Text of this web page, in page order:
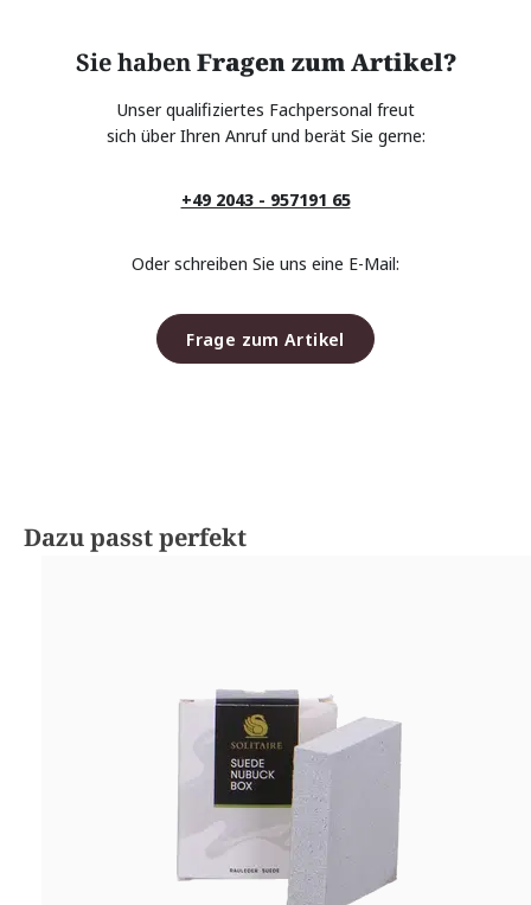
Sie habenFragen zum Artikel?
Unser qualifiziertes Fachpersonal freut
sich über Ihren Anruf und berät Sie gerne:
+49 2043 - 957191 65
Oder schreiben Sie uns eine E-Mail:
Frage zum Artikel
Produktgalerie überspringen
Dazu passt perfekt